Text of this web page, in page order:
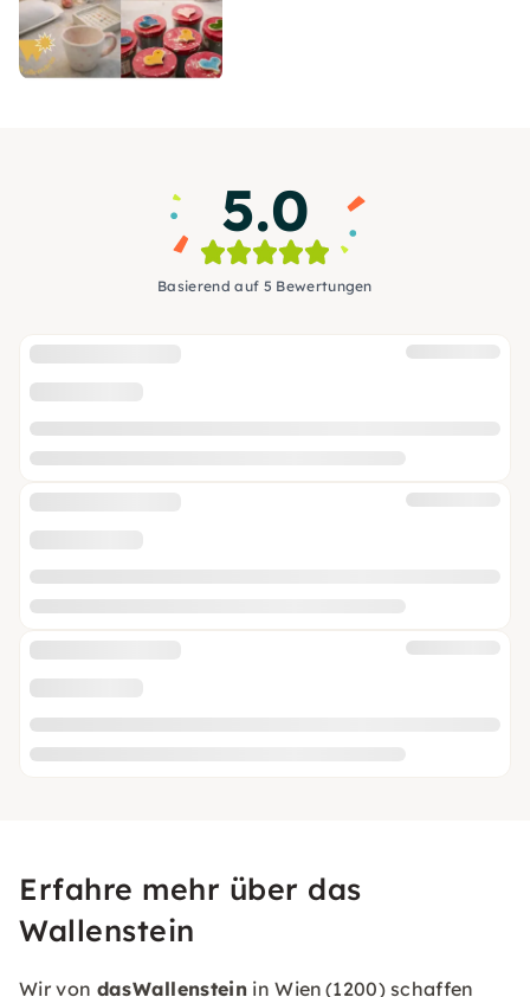
5.0
Basierend auf 5 Bewertungen
Erfahre mehr über das
Wallenstein
Wir von dasWallenstein in Wien (1200) schaffen